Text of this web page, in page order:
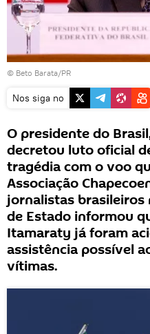
© Beto Barata/PR
Nos siga no
O presidente do
decretou luto oficial
tragédia com o voo
Associação
jornalistas brasileiros
de Estado informou
Itamaraty já foram
assistência possível
vítimas.